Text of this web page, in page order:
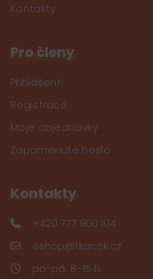
Kontakty
Pro členy
Přihlášení
Registrace
Moje objednávky
Zapomenuté heslo
Kontakty
+420 777 900 104
eshop@tkaczik.cz
po-pá: 8-15 h.